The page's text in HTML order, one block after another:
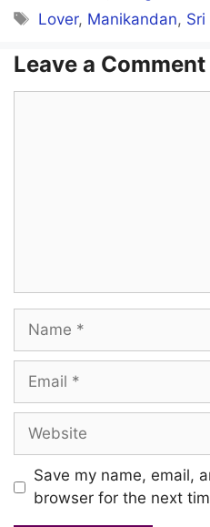
Tags
Lover, Manikandan, Sri
Leave a Comment
Name
Email
Website
Save my name, email,
browser for the next